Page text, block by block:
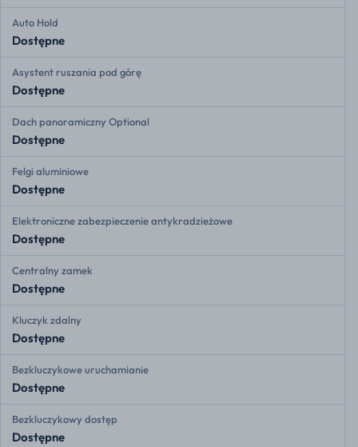
Auto Hold
Dostępne
Asystent ruszania pod górę
Dostępne
Dach panoramiczny Optional
Dostępne
Felgi aluminiowe
Dostępne
Elektroniczne zabezpieczenie antykradzieżowe
Dostępne
Centralny zamek
Dostępne
Kluczyk zdalny
Dostępne
Bezkluczykowe uruchamianie
Dostępne
Bezkluczykowy dostęp
Dostępne